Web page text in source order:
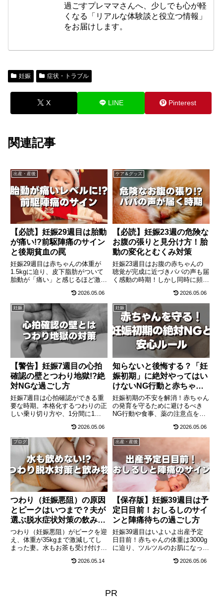
過ごすプレママさんへ、少しでも心が軽
くなる「リアルな体験談と役立つ情報」
をお届けします。
妊娠 症状・トラブル
X LINE Pinterest
関連記事
出産・産後
【必読】妊娠29週目は胎動
が痛い!?前駆陣痛のサイン
と後期貧血の罠
妊娠29週目は赤ちゃんの体重が
1.5kgに迫り、皮下脂肪がついて
胎動が「痛い」と感じるほど激し
起こす後期貧血の対策、出産の予
行練習である「前駆陣痛」と危険
な切迫早産の見分け方、ラストス
パートの妊娠線ケアについて徹底
解説します。
2026.05.06
ケア＆グッズ
【必読】妊娠23週の危険な
お腹の張りと見分け方！胎
動の変化とむくみ対策
妊娠23週目はお腹の赤ちゃんの
聴覚が完成に近づきパパの声も届
く感動の時期！しかし同時に頻繁
早産の危険も。生理的な張りと危
険なサインの見分け方、血液量増
加によるむくみや動悸、絶対に手
抜きしてはいけない妊娠線ケアに
ついて徹底解説します。
2026.05.06
妊娠
【警告】妊娠7週目の心拍
確認の壁とつわり地獄!?絶
対NGな過ごし方
妊娠7週目は心拍確認ができる重
要な時期。本格化するつわりの正
しい乗り切り方や、1分間に1億
ちゃんの驚異的な成長、そして今
すぐ見直すべき絶対NGな生活習
慣と葉酸対策について最新の医療
情報で徹底解説します。
2026.05.06
妊娠
知らないと後悔する？「妊
娠初期」に絶対やってはい
けないNG行動と赤ちゃん
を守る7つの約束
妊娠初期の不安を解消！赤ちゃん
の発育を守るために避けるべき
NG行動や食事、薬の注意点を徹
対処法、医師に相談すべき症状ま
で、初めての妊娠でも安心して過
ごせるチェックリストをお届けし
ます。
2026.05.06
ブログ
つわり（妊娠悪阻）の原因
とピークはいつまで？夫が
選ぶ脱水症状対策の飲み物
｜夫の妊娠体験記⑤
つわり（妊娠悪阻）がピークを迎
え、体重が35kgまで激減してし
まった妻。水もお茶も受け付けな
た「予想外の飲み物」とは？脱水
2026.05.14
出産・産後
【保存版】妊娠39週目は予
定日目前！おしるしのサイ
ンと陣痛待ちの過ごし方
妊娠39週目はいよいよ出産予定
日目前！赤ちゃんの体重は3000g
に迫り、ツルツルのお肌になって
す。いつ陣痛が来てもおかしくな
て最新の医療視点から徹底解説し
2026.05.06
PR